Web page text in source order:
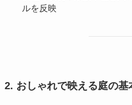
ルを反映
2. おしゃれで映える庭の